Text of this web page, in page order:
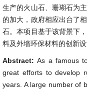
生产的火山石、珊瑚石为
的加大，政府相应出台了
石。本项目基于该背景下
料及外墙环保材料的创新设
Abstract:As a famous
great efforts to develop
years. A large number of